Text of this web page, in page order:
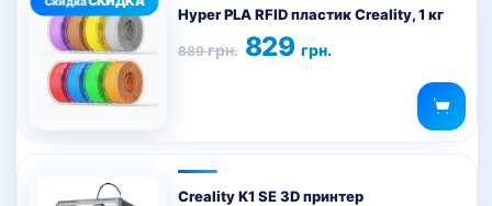
Hyper PLA RFID пластик Creality, 1 кг
889грн.
Первоначальная
цена
829грн.
Текущая
цена:
товар
имеет
несколько
вариаций.
Creality K1 SE 3D принтер